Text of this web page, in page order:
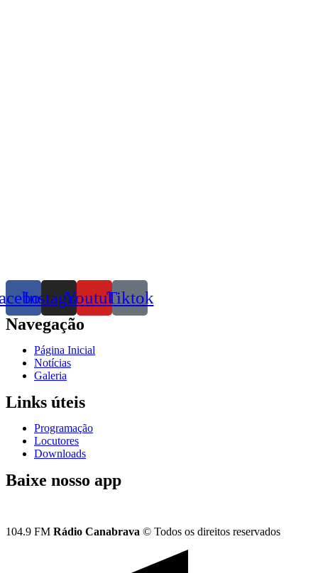
InstagramYoutubeTiktok
Navegação
Página Inicial
Notícias
Galeria
Links úteis
Programação
Locutores
Downloads
Baixe nosso app
104.9 FM Rádio Canabrava © Todos os direitos reservados